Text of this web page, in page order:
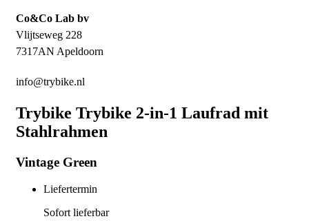
Co&Co Lab bv
Vlijtseweg 228
7317AN Apeldoorn
info@trybike.nl
Trybike Trybike 2-in-1 Laufrad mit
Stahlrahmen
Vintage Green
Liefertermin
Sofort lieferbar